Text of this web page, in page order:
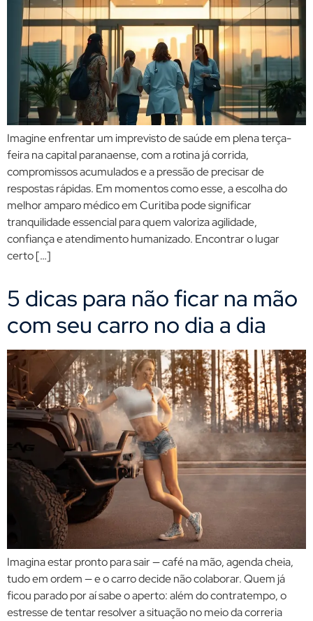
Imagine enfrentar um imprevisto de saúde em plena terça-
feira na capital paranaense, com a rotina já corrida,
compromissos acumulados e a pressão de precisar de
respostas rápidas. Em momentos como esse, a escolha do
melhor amparo médico em Curitiba pode significar
tranquilidade essencial para quem valoriza agilidade,
confiança e atendimento humanizado. Encontrar o lugar
certo […]
5 dicas para não ficar na mão
com seu carro no dia a dia
Imagina estar pronto para sair — café na mão, agenda cheia,
tudo em ordem — e o carro decide não colaborar. Quem já
ficou parado por aí sabe o aperto: além do contratempo, o
estresse de tentar resolver a situação no meio da correria